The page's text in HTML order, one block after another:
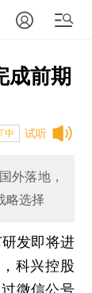
成前期
试听
中
外落地，
略选择
发即将进
科兴控股
过微信公号